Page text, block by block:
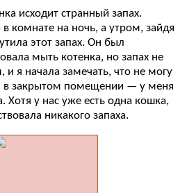
исходит странный запах.
комнате на ночь, а утром, зайдя
этот запах. Он был
мыть котенка, но запах не
и я начала замечать, что не могу
в закрытом помещении — у меня
Хотя у нас уже есть одна кошка,
никакого запаха.